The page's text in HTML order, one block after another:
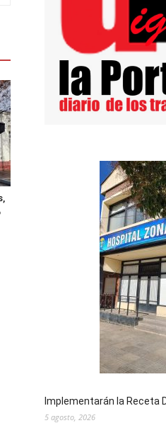
Implementarán la Receta
5 agosto, 2026